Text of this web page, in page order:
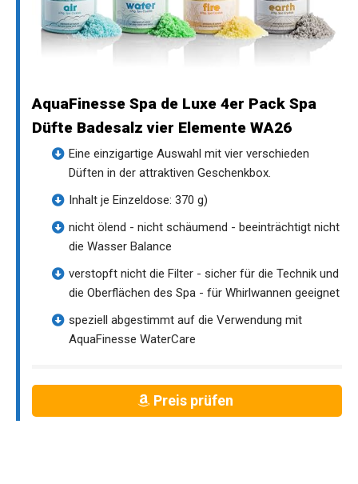
AquaFinesse Spa de Luxe 4er Pack Spa
Düfte Badesalz vier Elemente WA26
Eine einzigartige Auswahl mit vier verschieden
Düften in der attraktiven Geschenkbox.
Inhalt je Einzeldose: 370 g)
nicht ölend - nicht schäumend - beeinträchtigt nicht
die Wasser Balance
verstopft nicht die Filter - sicher für die Technik und
die Oberflächen des Spa - für Whirlwannen geeignet
speziell abgestimmt auf die Verwendung mit
AquaFinesse WaterCare
Preis prüfen